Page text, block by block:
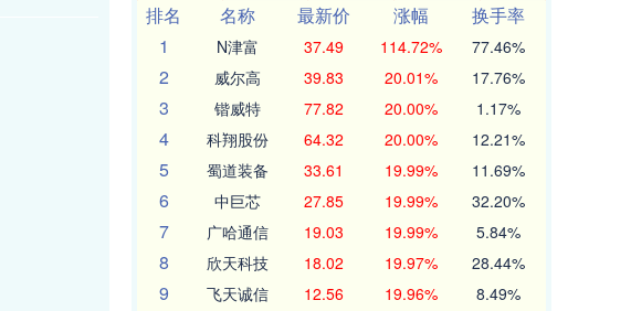
排名
名称 最新价 涨幅
换手率
1
N津富 37.49 114.72% 77.46%
2 威尔高 39.83 20.01% 17.76%
3 锴威特 77.82 20.00% 1.17%
4 科翔股份 64.32 20.00% 12.21%
5 蜀道装备 33.61 19.99% 11.69%
6 中巨芯 27.85 19.99% 32.20%
7 广哈通信 19.03 19.99% 5.84%
8 欣天科技 18.02 19.97% 28.44%
9 飞天诚信 12.56 19.96% 8.49%